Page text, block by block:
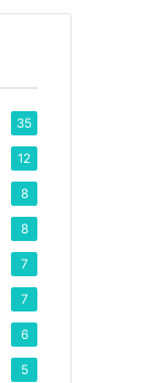
35
12
8
8
7
7
6
5